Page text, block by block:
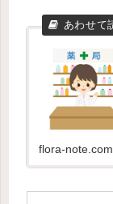
flora-note.com